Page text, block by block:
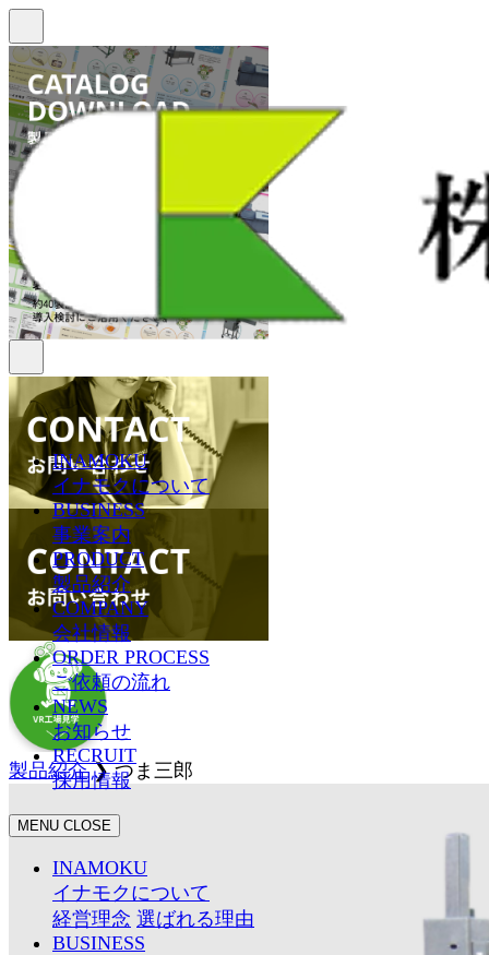
INAMOKU
イナモクについて
BUSINESS
事業案内
PRODUCT
製品紹介
COMPANY
会社情報
ORDER PROCESS
ご依頼の流れ
NEWS
お知らせ
RECRUIT
採用情報
MENU CLOSE
INAMOKU
イナモクについて
経営理念 選ばれる理由
BUSINESS
製品紹介 ❯ つま三郎